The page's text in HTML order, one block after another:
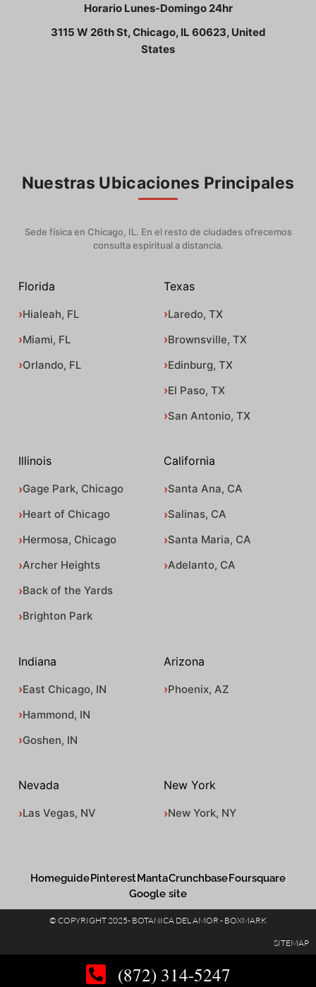
Horario Lunes-Domingo 24hr
3115 W 26th St, Chicago, IL 60623, United
States
Nuestras Ubicaciones Principales
Sede física en Chicago, IL. En el resto de ciudades ofrecemos
consulta espiritual a distancia.
Florida
Hialeah, FL
Miami, FL
Orlando, FL
Texas
Laredo, TX
Brownsville, TX
Edinburg, TX
El Paso, TX
San Antonio, TX
Illinois
Gage Park, Chicago
Heart of Chicago
Hermosa, Chicago
Archer Heights
Back of the Yards
Brighton Park
California
Santa Ana, CA
Salinas, CA
Santa Maria, CA
Adelanto, CA
Indiana
East Chicago, IN
Hammond, IN
Goshen, IN
Arizona
Phoenix, AZ
Nevada
Las Vegas, NV
New York
New York, NY
HomeguidePinterestMantaCrunchbaseFoursquare
Google site
© COPYRIGHT 2025- BOTANICA DEL AMOR - BOXMARK
SITEMAP
(872) 314-5247